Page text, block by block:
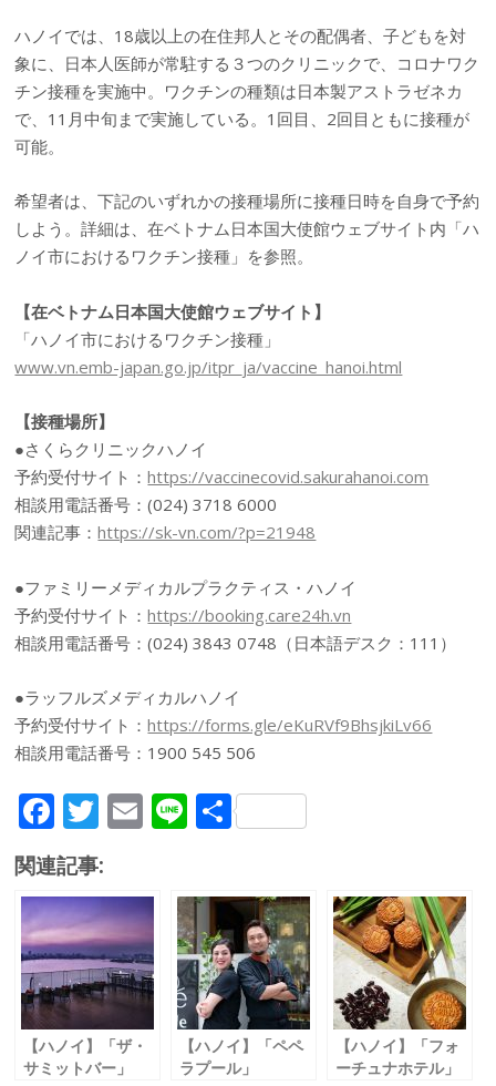
ハノイでは、18歳以上の在住邦人とその配偶者、子どもを対
象に、日本人医師が常駐する３つのクリニックで、コロナワク
チン接種を実施中。ワクチンの種類は日本製アストラゼネカ
で、11月中旬まで実施している。1回目、2回目ともに接種が
可能。
希望者は、下記のいずれかの接種場所に接種日時を自身で予約
しよう。詳細は、在ベトナム日本国大使館ウェブサイト内「ハ
ノイ市におけるワクチン接種」を参照。
【在ベトナム日本国大使館ウェブサイト】
「ハノイ市におけるワクチン接種」
www.vn.emb-japan.go.jp/itpr_ja/vaccine_hanoi.html
【接種場所】
●さくらクリニックハノイ
予約受付サイト：https://vaccinecovid.sakurahanoi.com
相談用電話番号：(024) 3718 6000
関連記事：https://sk-vn.com/?p=21948
●ファミリーメディカルプラクティス・ハノイ
予約受付サイト：https://booking.care24h.vn
相談用電話番号：(024) 3843 0748（日本語デスク：111）
●ラッフルズメディカルハノイ
予約受付サイト：https://forms.gle/eKuRVf9BhsjkiLv66
相談用電話番号：1900 545 506
F
ac
e
b
o
o
k
T
itt
er
E
l
Li 共
関連記事:
【ハノイ】「ザ・
サミットバー」
【ハノイ】「ペペ
ラプール」
【ハノイ】「フォ
ーチュナホテル」